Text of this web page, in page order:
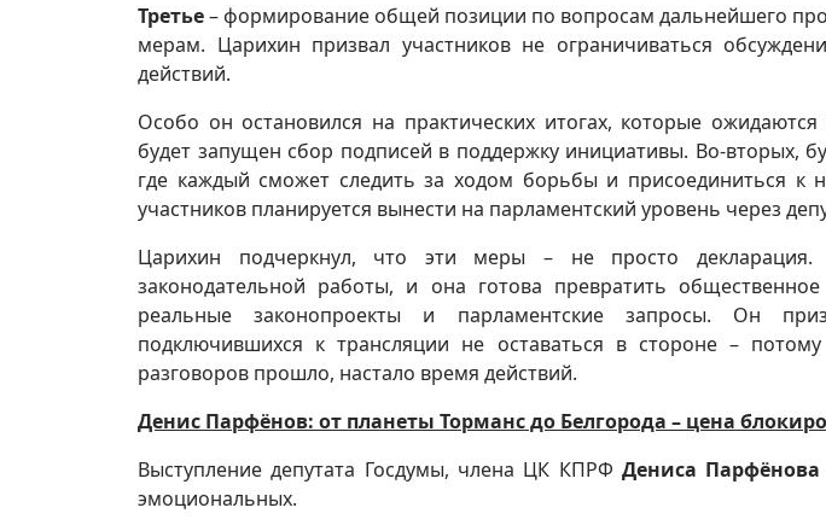
Третье– формирование общей позиции по вопросам дальнейшего
мерам. Царихин призвал участников не ограничиваться
действий.
Особо он остановился на практических итогах, которые
будет запущен сбор подписей в поддержку инициативы. Во-вторых,
где каждый сможет следить за ходом борьбы и присоединиться к
участников планируется вынести на парламентский уровень через
Царихин подчеркнул, что эти меры – не просто
законодательной работы, и она готова превратить
реальные законопроекты и парламентские запросы. Он
подключившихся к трансляции не оставаться в стороне –
разговоров прошло, настало время действий.
Денис Парфёнов: от планеты Торманс до Белгорода – цена
Выступление депутата Госдумы, члена ЦК КПРФ Дениса Парфёнова
эмоциональных.